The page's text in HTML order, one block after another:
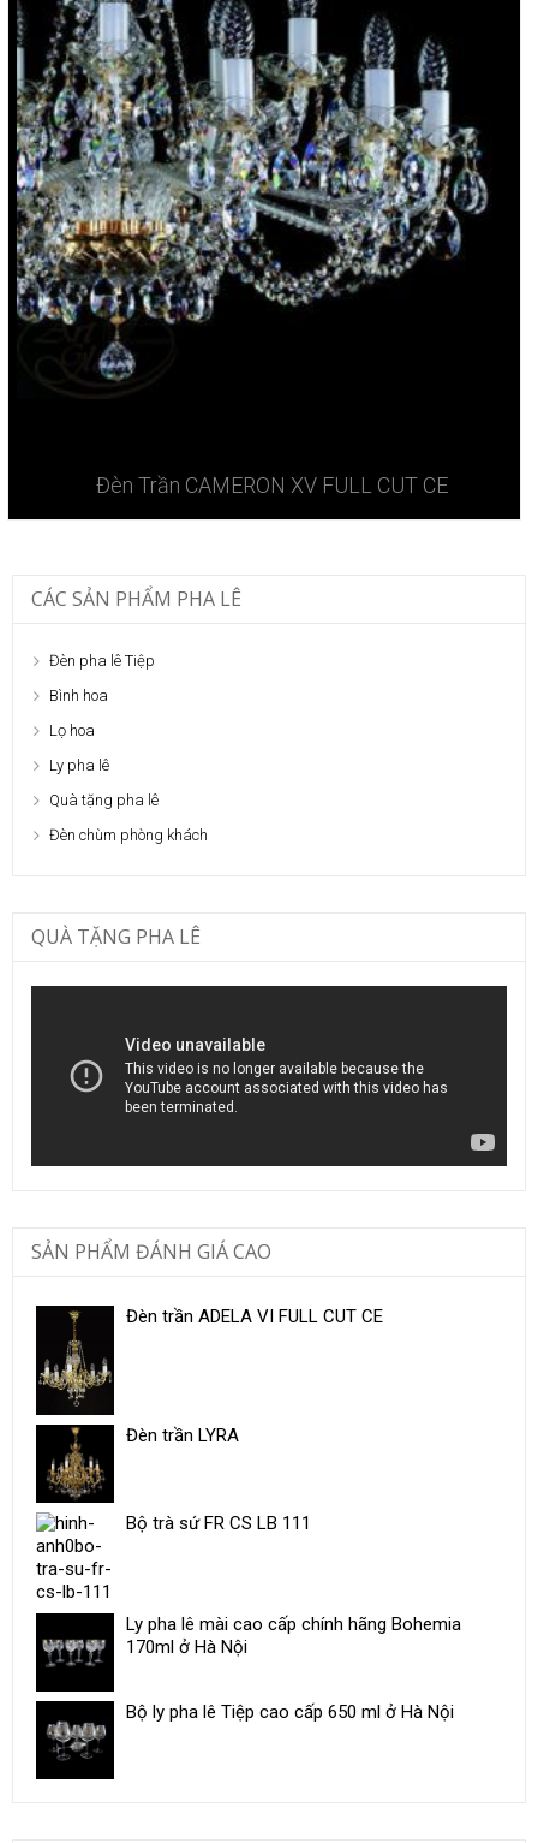
Đèn Trần CAMERON XV FULL CUT CE
CÁC SẢN PHẨM PHA LÊ
Đèn pha lê Tiệp
Bình hoa
Lọ hoa
Ly pha lê
Quà tặng pha lê
Đèn chùm phòng khách
QUÀ TẶNG PHA LÊ
SẢN PHẨM ĐÁNH GIÁ CAO
Đèn trần ADELA VI FULL CUT CE
Đèn trần LYRA
Bộ trà sứ ​FR CS LB 111
Ly pha lê mài cao cấp chính hãng Bohemia
170ml ở Hà Nội
Bộ ly pha lê Tiệp cao cấp 650 ml ở Hà Nội